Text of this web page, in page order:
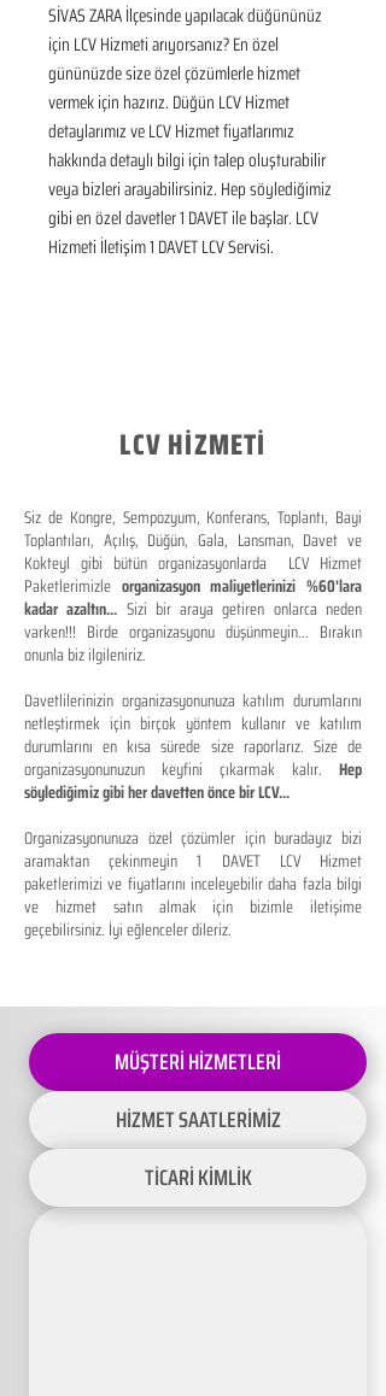
SİVAS ZARA İlçesinde yapılacak düğününüz
için LCV Hizmeti arıyorsanız? En özel
gününüzde size özel çözümlerle hizmet
vermek için hazırız. Düğün LCV Hizmet
detaylarımız ve LCV Hizmet fiyatlarımız
hakkında detaylı bilgi için talep oluşturabilir
veya bizleri arayabilirsiniz. Hep söylediğimiz
gibi en özel davetler 1 DAVET ile başlar. LCV
Hizmeti İletişim 1 DAVET LCV Servisi.
LCV HİZMETİ
Siz de Kongre, Sempozyum, Konferans, Toplantı, Bayi
Toplantıları, Açılış, Düğün, Gala, Lansman, Davet ve
Kokteyl gibi bütün organizasyonlarda LCV Hizmet
Paketlerimizle organizasyon maliyetlerinizi %60'lara
kadar azaltın... Sizi bir araya getiren onlarca neden
varken!!! Birde organizasyonu düşünmeyin... Bırakın
onunla biz ilgileniriz.
Davetlilerinizin organizasyonunuza katılım durumlarını
netleştirmek için birçok yöntem kullanır ve katılım
durumlarını en kısa sürede size raporlarız. Size de
organizasyonunuzun keyfini çıkarmak kalır. Hep
söylediğimiz gibi her davetten önce bir LCV...
Organizasyonunuza özel çözümler için buradayız bizi
aramaktan çekinmeyin 1 DAVET LCV Hizmet
paketlerimizi ve fiyatlarını inceleyebilir daha fazla bilgi
ve hizmet satın almak için bizimle iletişime
geçebilirsiniz. İyi eğlenceler dileriz.
MÜŞTERİ HİZMETLERİ
HİZMET SAATLERİMİZ
TİCARİ KİMLİK